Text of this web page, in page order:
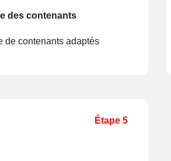
des contenants
de contenants adaptés
Étape 5